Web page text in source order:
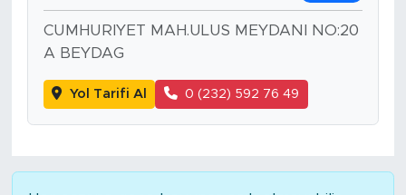
CUMHURIYET MAH.ULUS MEYDANI NO:20
A BEYDAG
Yol Tarifi Al 0 (232) 592 76 49